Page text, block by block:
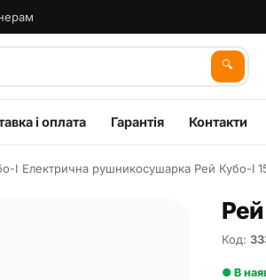
🔍
і оплата Гарантія Контакти
І Електрична рушникосушарка Рей Кубо-І
Код:
● В